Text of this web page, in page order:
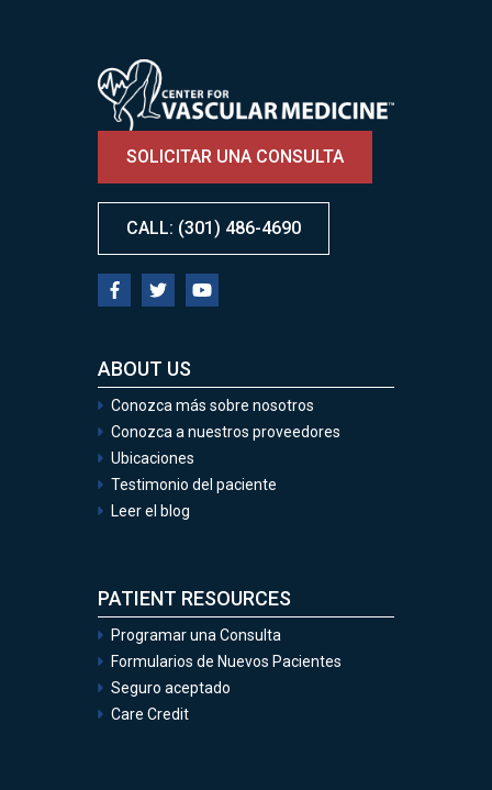
Image
SOLICITAR UNA CONSULTA
CALL: (301) 486-4690
ABOUT US
Conozca más sobre nosotros
Conozca a nuestros proveedores
Ubicaciones
Testimonio del paciente
Leer el blog
PATIENT RESOURCES
Programar una Consulta
Formularios de Nuevos Pacientes
Seguro aceptado
Care Credit